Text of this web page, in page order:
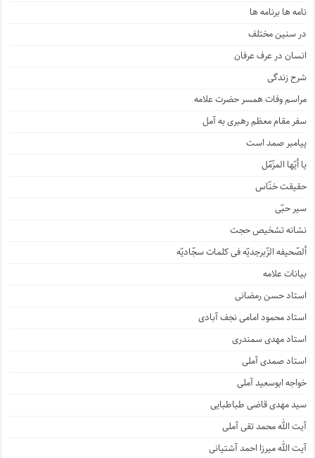
نامه ها برنامه ها
در سنین مختلف
انسان در عرف عرفان
شرح زندگی
مراسم وفات همسر حضرت علامه
سفر مقام معظم رهبری به آمل
پیامبر صمد است
یا أیّها المزّمّل
حقیقت خنّاس
سیر حبّی
نشانه تشخیص حجت
ألصّحیفه الزّبرجدیّه فی کلمات سجّادیّه
بیانات علامه
استاد حسن رمضانی
استاد محمود امامی نجف آبادی
استاد مهدی سمندری
استاد صمدی آملی
خواجه ابوسعید آملی
سید مهدی قاضی طباطبایی
آیت الله محمد تقی آملی
آیت الله میرزا احمد آشتیانی